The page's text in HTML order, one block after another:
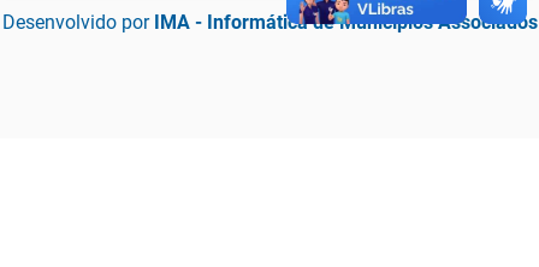
Desenvolvido por IMA - Informática de Municípios Associados